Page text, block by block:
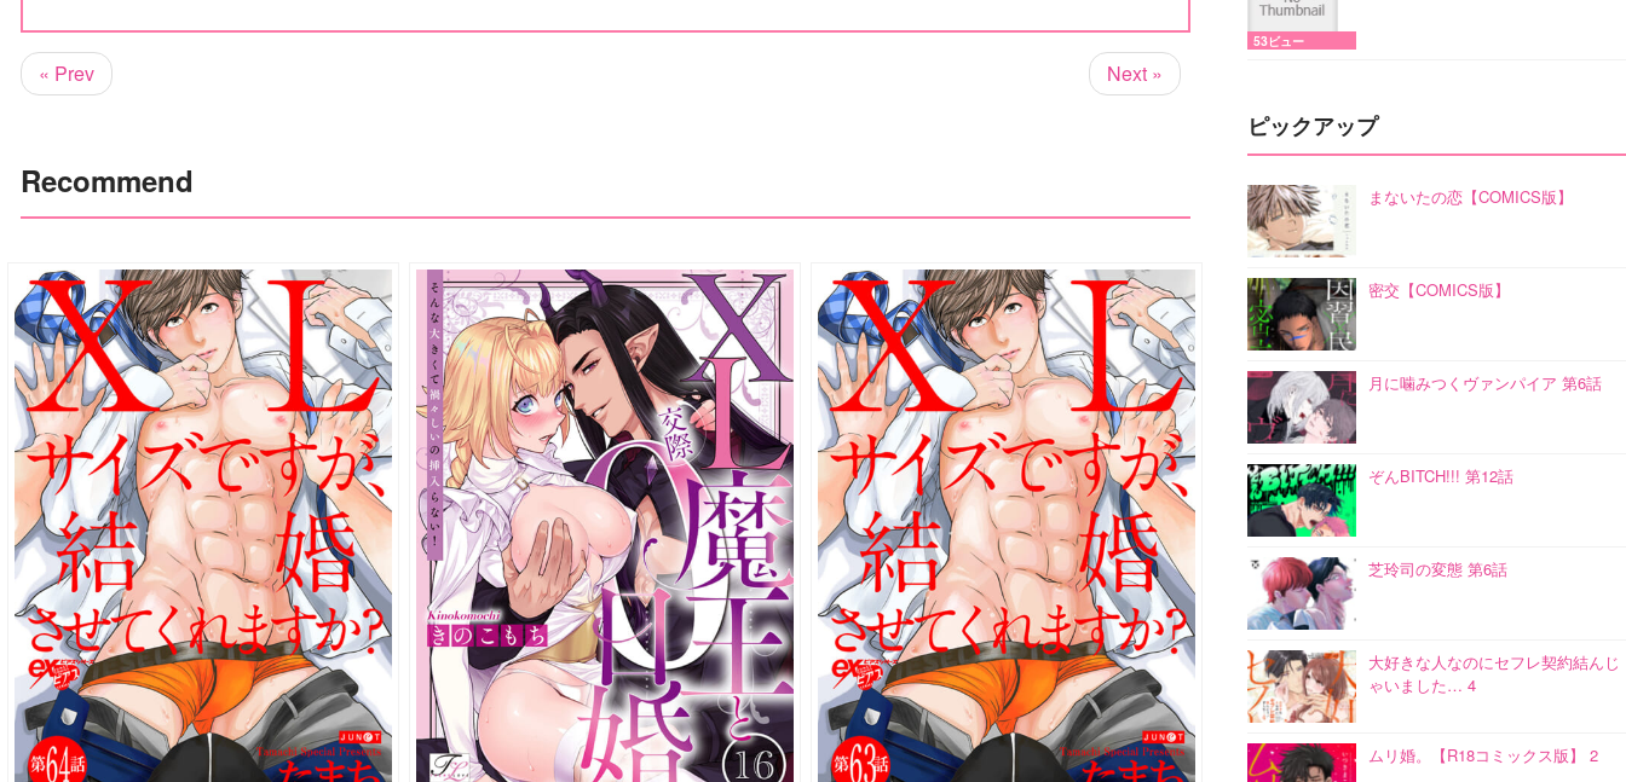
« Prev Next »
Recommend
53ビュー
ピックアップ
まないたの恋【COMICS版】
密交【COMICS版】
月に噛みつくヴァンパイア 第6話
ぞんBITCH!!! 第12話
芝玲司の変態 第6話
大好きな人なのにセフレ契約結んじ
ゃいました… 4
ムリ婚。【R18コミックス版】 2